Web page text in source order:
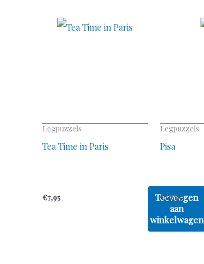
Legpuzzels
Tea Time in Paris
€7,95
Toevoegen
aan
winkelwagen
Legpuzzels
Pisa
€10,95